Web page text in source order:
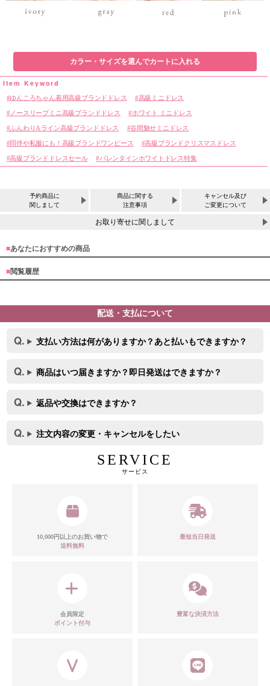
カラー・サイズを選んでカートに入れる
ゆんころちゃん着用高級ブランドドレス 高級ミニドレス
ノースリーブミニ高級ブランドドレス
ホワイト ミニドレス
ふんわりAライン高級ブランドドレス
谷間魅せミニドレス
同伴や私服にも！高級ブランドワンピース
高級ブランドクリスマスドレス
高級ブランドドレスセール
バレンタインホワイトドレス特集
予約商品に
関しまして
商品に関する
注意事項
キャンセル及び
ご変更について
お取り寄せに関しまして
■あなたにおすすめの商品
■閲覧履歴
配送・支払について
支払い方法は何がありますか？あと払いもできますか？
商品はいつ届きますか？即日発送はできますか？
返品や交換はできますか？
注文内容の変更・キャンセルをしたい
SERVICE
サービス
10,000円以上のお買い物で
送料無料
最短当日発送
会員限定
ポイント付与
豊富な決済方法